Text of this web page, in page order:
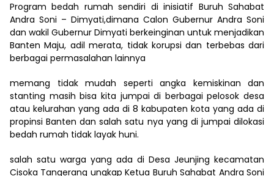
Program bedah rumah sendiri di inisiatif Buruh Sahabat
Andra Soni – Dimyati,dimana Calon Gubernur Andra Soni
dan wakil Gubernur Dimyati berkeinginan untuk menjadikan
Banten Maju, adil merata, tidak korupsi dan terbebas dari
berbagai permasalahan lainnya
memang tidak mudah seperti angka kemiskinan dan
stanting masih bisa kita jumpai di berbagai pelosok desa
atau kelurahan yang ada di 8 kabupaten kota yang ada di
propinsi Banten dan salah satu nya yang di jumpai dilokasi
bedah rumah tidak layak huni.
salah satu warga yang ada di Desa Jeunjing kecamatan
Cisoka Tangerang ungkap Ketua Buruh Sahabat Andra Soni